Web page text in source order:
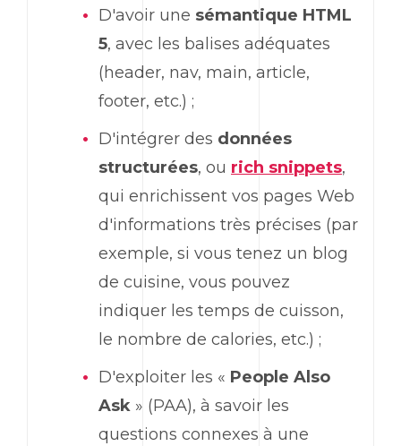
D'avoir une sémantique HTML
5, avec les balises adéquates
(header, nav, main, article,
footer, etc.) ;
D'intégrer des données
structurées, ou rich snippets,
qui enrichissent vos pages Web
d'informations très précises (par
exemple, si vous tenez un blog
de cuisine, vous pouvez
indiquer les temps de cuisson,
le nombre de calories, etc.) ;
D'exploiter les « People Also
Ask » (PAA), à savoir les
questions connexes à une